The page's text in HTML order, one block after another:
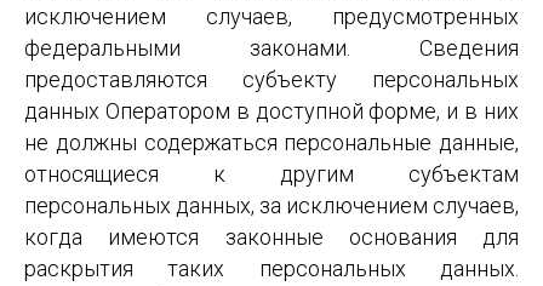
исключением случаев, предусмотренных
федеральными законами. Сведения
предоставляются субъекту персональных
данных Оператором в доступной форме, и в них
не должны содержаться персональные данные,
относящиеся к другим субъектам
персональных данных, за исключением случаев,
когда имеются законные основания для
раскрытия таких персональных данных.